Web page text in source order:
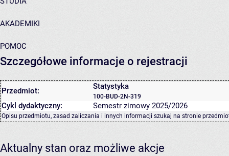
AKADEMIKI
POMOC
Szczegółowe informacje o rejestracji
Przedmiot: Statystyka
100-BUD-2N-319
Cykl dydaktyczny: Semestr zimowy 2025/2026
Opisu przedmiotu, zasad zaliczania i innych informacji szukaj na stronie
Aktualny stan oraz możliwe akcje